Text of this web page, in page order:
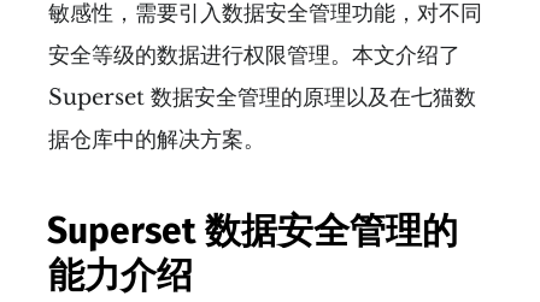
敏感性，需要引入数据安全管理功能，对不同
安全等级的数据进行权限管理。本文介绍了
Superset 数据安全管理的原理以及在七猫数
据仓库中的解决方案。
Superset 数据安全管理的
能力介绍